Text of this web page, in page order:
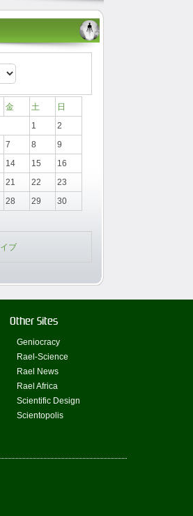
金 土
日
1
2
7 8
9
14 15
16
21 22
23
28 29
30
ブ
Other Sites
Geniocracy
Rael-Science
Rael News
Rael Africa
Scientific Design
Scientopolis